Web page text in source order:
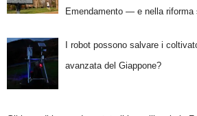
Emendamento — e nella riforma
I robot possono salvare i
avanzata del Giappone?